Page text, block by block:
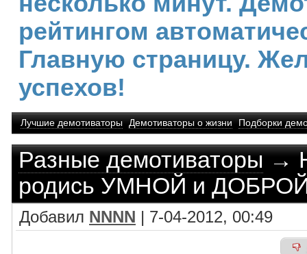
рейтингом
Главную страницу.
успехов!
Лучшие демотиваторы Демотиваторы о жизни Подборки
Разные демотиваторы→
родись УМНОЙ и
Добавил NNNN | 7-04-2012, 00:49